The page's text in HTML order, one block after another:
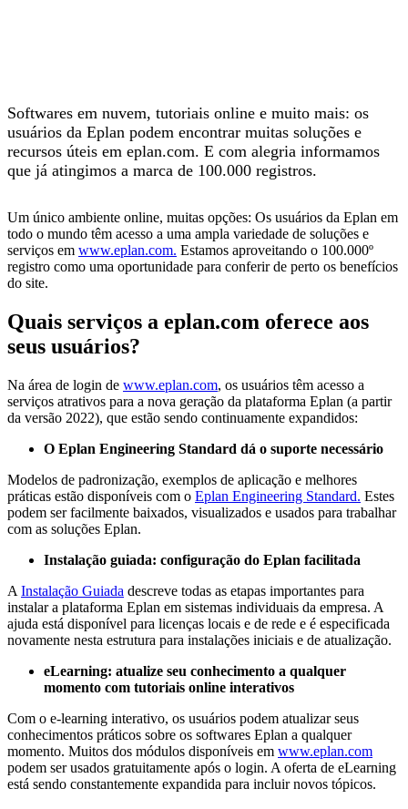
Softwares em nuvem, tutoriais online e muito mais: os
usuários da Eplan podem encontrar muitas soluções e
recursos úteis em eplan.com. E com alegria informamos
que já atingimos a marca de 100.000 registros.
Um único ambiente online, muitas opções: Os usuários da Eplan em
todo o mundo têm acesso a uma ampla variedade de soluções e
serviços em www.eplan.com. Estamos aproveitando o 100.000º
registro como uma oportunidade para conferir de perto os benefícios
do site.
Quais serviços a eplan.com oferece aos
seus usuários?
Na área de login de www.eplan.com, os usuários têm acesso a
serviços atrativos para a nova geração da plataforma Eplan (a partir
da versão 2022), que estão sendo continuamente expandidos:
O Eplan Engineering Standard dá o suporte necessário
Modelos de padronização, exemplos de aplicação e melhores
práticas estão disponíveis com o Eplan Engineering Standard. Estes
podem ser facilmente baixados, visualizados e usados ​​para trabalhar
com as soluções Eplan.
Instalação guiada: configuração do Eplan facilitada
A Instalação Guiada descreve todas as etapas importantes para
instalar a plataforma Eplan em sistemas individuais da empresa. A
ajuda está disponível para licenças locais e de rede e é especificada
novamente nesta estrutura para instalações iniciais e de atualização.
eLearning: atualize seu conhecimento a qualquer
momento com tutoriais online interativos
Com o e-learning interativo, os usuários podem atualizar seus
conhecimentos práticos sobre os softwares Eplan a qualquer
momento. Muitos dos módulos disponíveis em www.eplan.com
podem ser usados ​​gratuitamente após o login. A oferta de eLearning
está sendo constantemente expandida para incluir novos tópicos.